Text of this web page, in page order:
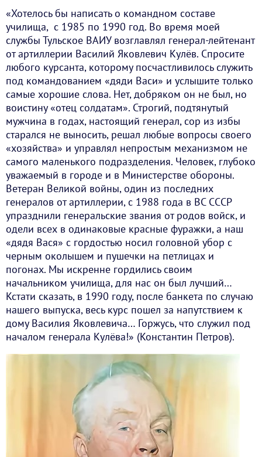
«Хотелось бы написать о командном составе
училища, с 1985 по 1990 год. Во время моей
службы Тульское ВАИУ возглавлял генерал-лейтенант
от артиллерии Василий Яковлевич Кулёв. Спросите
любого курсанта, которому посчастливилось служить
под командованием «дяди Васи» и услышите только
самые хорошие слова. Нет, добряком он не был, но
воистину «отец солдатам». Строгий, подтянутый
мужчина в годах, настоящий генерал, сор из избы
старался не выносить, решал любые вопросы своего
«хозяйства» и управлял непростым механизмом не
самого маленького подразделения. Человек, глубоко
уважаемый в городе и в Министерстве обороны.
Ветеран Великой войны, один из последних
генералов от артиллерии, с 1988 года в ВС СССР
упразднили генеральские звания от родов войск, и
одели всех в одинаковые красные фуражки, а наш
«дядя Вася» с гордостью носил головной убор с
черным околышем и пушечки на петлицах и
погонах. Мы искренне гордились своим
начальником училища, для нас он был лучший…
Кстати сказать, в 1990 году, после банкета по случаю
нашего выпуска, весь курс пошел за напутствием к
дому Василия Яковлевича… Горжусь, что служил под
началом генерала Кулёва!» (Константин Петров).